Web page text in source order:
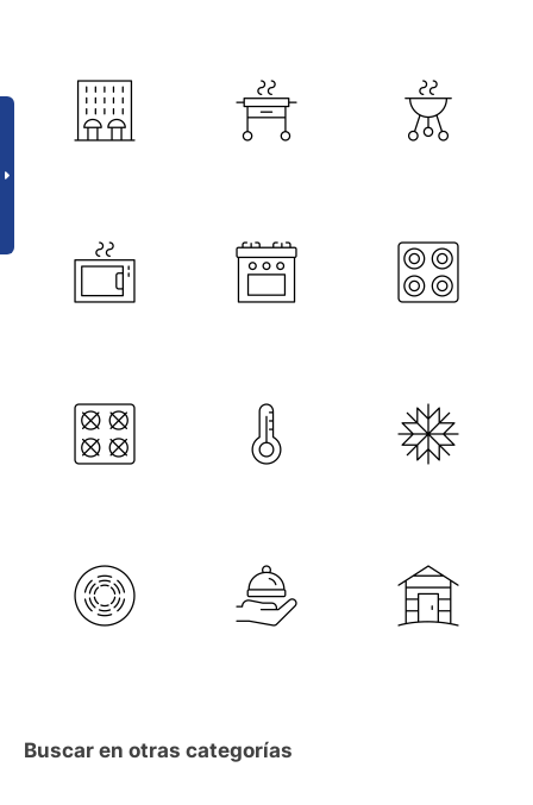
Buscar en otras categorías